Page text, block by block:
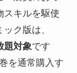
スキルを駆使
ク版は、
題対象です
を通常購入す